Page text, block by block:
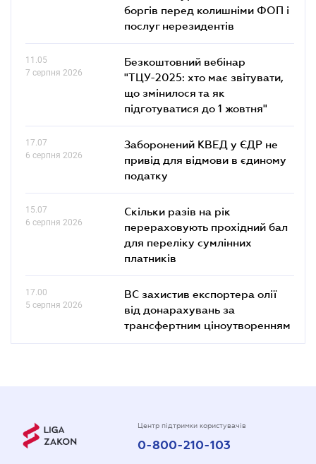
боргів перед колишніми ФОП і
послуг нерезидентів
11.05
7 серпня 2026
Безкоштовний вебінар
"ТЦУ-2025: хто має звітувати,
що змінилося та як
підготуватися до 1 жовтня"
17.07
6 серпня 2026
Заборонений КВЕД у ЄДР не
привід для відмови в єдиному
податку
15.07
6 серпня 2026
Скільки разів на рік
перераховують прохідний бал
для переліку сумлінних
платників
17.00
5 серпня 2026
ВС захистив експортера олії
від донарахувань за
трансфертним ціноутворенням
Центр підтримки користувачів
0-800-210-103